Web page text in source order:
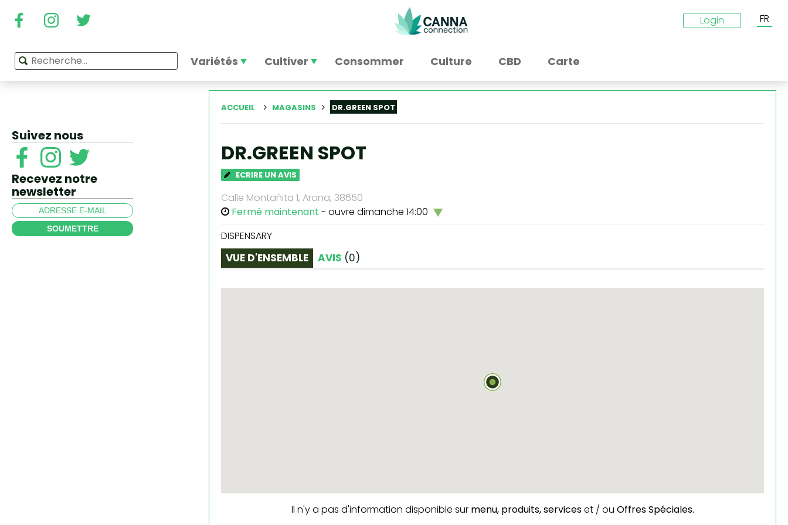
Login FR
Variétés Cultiver Consommer Culture CBD Carte
Suivez nous
Recevez notre
newsletter
SOUMETTRE
ACCUEIL MAGASINS DR.GREEN SPOT
DR.GREEN SPOT
ECRIRE UN AVIS
Calle Montañita 1, Arona, 38650
Fermé maintenant - ouvre dimanche 14:00
DISPENSARY
VUE D'ENSEMBLE AVIS (0)
Il n'y a pas d'information disponible sur menu, produits,serviceset / ou Offres Spéciales.